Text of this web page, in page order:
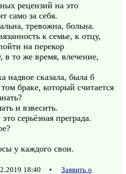
рецензий на это
само за себя.
тревожна, больна.
к семье, к отцу,
на перекор
в то же время, влечение,
надвое сказала, была б
браке, который считается
и взвесить.
серьёзная преграда.
у каждого свои.
18:40 •
Заявить о